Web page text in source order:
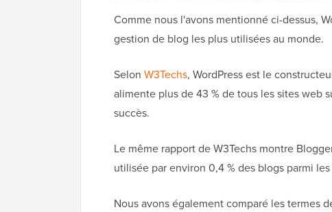
Comme nous l'avons mentionné ci-dessus,
gestion de blog les plus utilisées au monde.
Selon W3Techs, WordPress est le
alimente plus de 43 % de tous les sites web
succès.
Le même rapport de W3Techs montre
utilisée par environ 0,4 % des blogs parmi
Nous avons également comparé les termes